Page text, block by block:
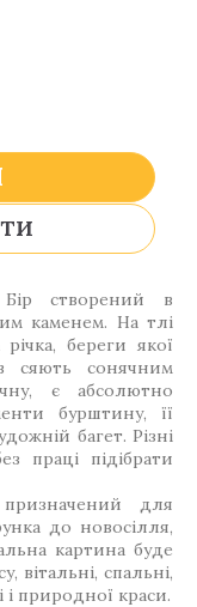
створений в
каменем. На тлі
береги якої
сяють сонячним
є абсолютно
бурштину, її
багет. Різні
праці підібрати
для
до новосілля,
картина буде
вітальні, спальні,
природної краси.